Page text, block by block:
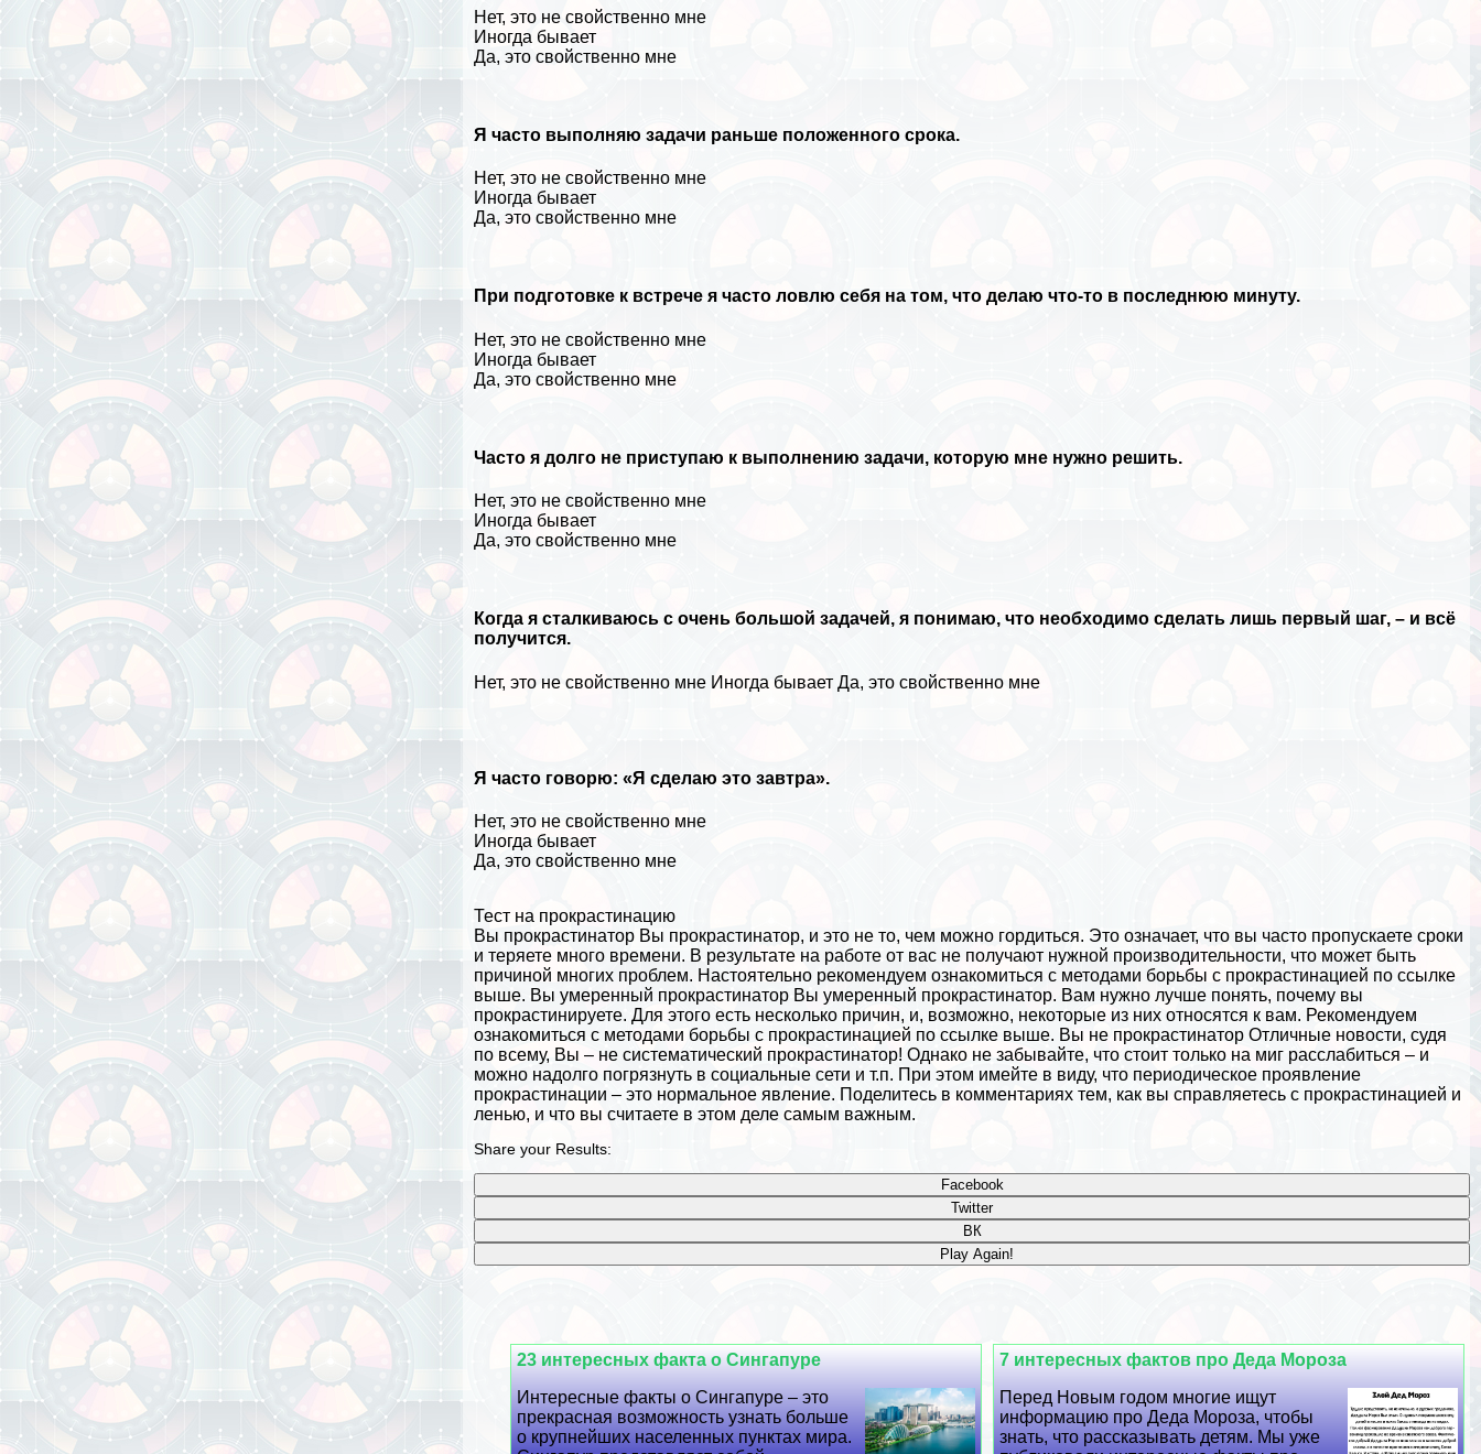
Нет, это не свойственно мне
Иногда бывает
Да, это свойственно мне
Я часто выполняю задачи раньше положенного срока.
Нет, это не свойственно мне
Иногда бывает
Да, это свойственно мне
При подготовке к встрече я часто ловлю себя на том, что делаю что-то в последнюю минуту.
Нет, это не свойственно мне
Иногда бывает
Да, это свойственно мне
Часто я долго не приступаю к выполнению задачи, которую мне нужно решить.
Нет, это не свойственно мне
Иногда бывает
Да, это свойственно мне
Когда я сталкиваюсь с очень большой задачей, я понимаю, что необходимо сделать лишь первый шаг, – и всё
получится.
Нет, это не свойственно мне Иногда бывает Да, это свойственно мне
Я часто говорю: «Я сделаю это завтра».
Нет, это не свойственно мне
Иногда бывает
Да, это свойственно мне
Тест на прокрастинацию
Вы прокрастинатор Вы прокрастинатор, и это не то, чем можно гордиться. Это означает, что вы часто пропускаете сроки
и теряете много времени. В результате на работе от вас не получают нужной производительности, что может быть
причиной многих проблем. Настоятельно рекомендуем ознакомиться с методами борьбы с прокрастинацией по ссылке
выше. Вы умеренный прокрастинатор Вы умеренный прокрастинатор. Вам нужно лучше понять, почему вы
прокрастинируете. Для этого есть несколько причин, и, возможно, некоторые из них относятся к вам. Рекомендуем
ознакомиться с методами борьбы с прокрастинацией по ссылке выше. Вы не прокрастинатор Отличные новости, судя
по всему, Вы – не систематический прокрастинатор! Однако не забывайте, что стоит только на миг расслабиться – и
можно надолго погрязнуть в социальные сети и т.п. При этом имейте в виду, что периодическое проявление
прокрастинации – это нормальное явление. Поделитесь в комментариях тем, как вы справляетесь с прокрастинацией и
ленью, и что вы считаете в этом деле самым важным.
Share your Results:
Facebook
Twitter
ВК
Play Again!
7 интересных фактов про Деда Мороза
Перед Новым годом многие ищут
информацию про Деда Мороза, чтобы
знать, что рассказывать детям. Мы уже
23 интересных факта о Сингапуре
Интересные факты о Сингапуре – это
прекрасная возможность узнать больше
о крупнейших населенных пунктах мира.